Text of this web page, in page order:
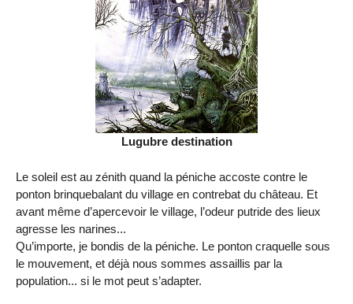
Lugubre destination
Le soleil est au zénith quand la péniche accoste contre le
ponton brinquebalant du village en contrebat du château. Et
avant même d’apercevoir le village, l’odeur putride des lieux
agresse les narines...
Qu’importe, je bondis de la péniche. Le ponton craquelle sous
le mouvement, et déjà nous sommes assaillis par la
population... si le mot peut s’adapter.